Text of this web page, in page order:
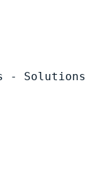
- Solutions